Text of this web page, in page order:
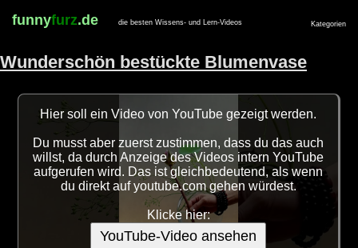
funnyfurz.de die besten Wissens- und Lern-Videos Kategorien
Wunderschön bestückte Blumenvase
Hier soll ein Video von YouTube gezeigt werden.
Du musst aber zuerst zustimmen, dass du das auch
willst, da durch Anzeige des Videos intern YouTube
aufgerufen wird. Das ist gleichbedeutend, als wenn
du direkt auf youtube.com gehen würdest.
Klicke hier:
YouTube-Video ansehen